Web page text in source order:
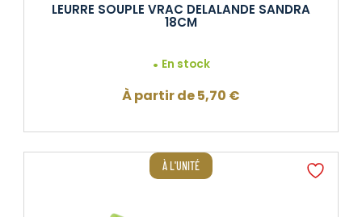
LEURRE SOUPLE VRAC DELALANDE SANDRA
18CM
En stock
À partir de5,70 €
À L'UNITÉ